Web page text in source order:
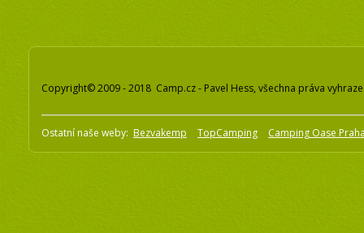
Copyright© 2009 - 2018 Camp.cz - Pavel Hess, všechna práva
Ostatní naše weby: Bezvakemp TopCamping Camping Oase